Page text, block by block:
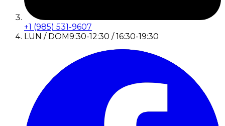
+1 (985) 531-9607
LUN / DOM9:30-12:30 / 16:30-19:30